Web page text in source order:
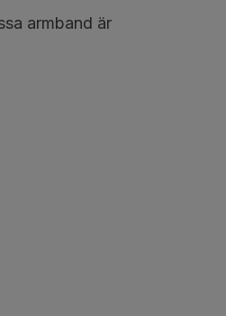
armband är